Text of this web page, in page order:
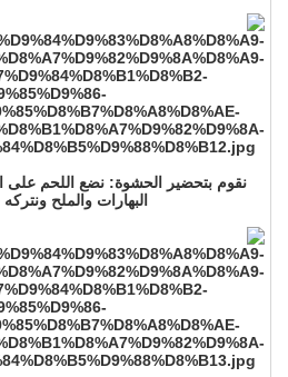
نقوم بتحضير الحشوة: نضع اللحم على
البهارات والملح